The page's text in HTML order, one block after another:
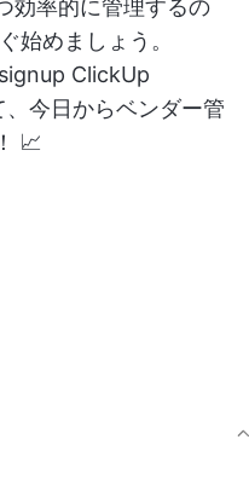
効率的に管理するの
始めましょう。
ClickUp
今日からベンダー管
📈